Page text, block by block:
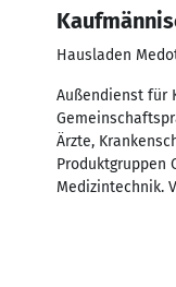
Hausladen
Außendienst für
Ärzte,
Produktgruppen
Medizintechnik.